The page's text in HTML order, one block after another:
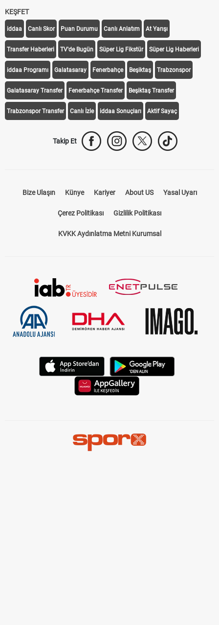
KEŞFET
iddaa Canlı Skor Puan Durumu Canlı Anlatım At Yarışı
Transfer Haberleri TV'de Bugün Süper Lig Fikstür Süper Lig Haberleri
iddaa Programı Galatasaray Fenerbahçe Beşiktaş Trabzonspor
Galatasaray Transfer Fenerbahçe Transfer Beşiktaş Transfer
Trabzonspor Transfer Canlı İzle iddaa Sonuçları Aktif Sayaç
Takip Et
Bize Ulaşın Künye Kariyer About US Yasal Uyarı
Çerez Politikası Gizlilik Politikası
KVKK Aydınlatma Metni Kurumsal